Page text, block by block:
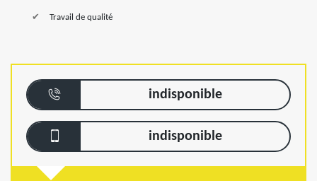
Travail de qualité
indisponible
indisponible